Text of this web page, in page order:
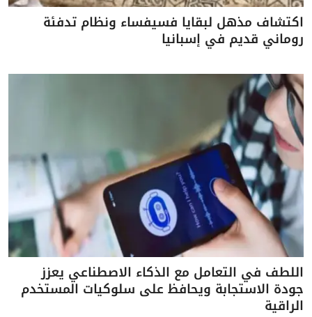
اكتشاف مذهل لبقايا فسيفساء ونظام تدفئة
روماني قديم في إسبانيا
اللطف في التعامل مع الذكاء الاصطناعي يعزز
جودة الاستجابة ويحافظ على سلوكيات المستخدم
الراقية